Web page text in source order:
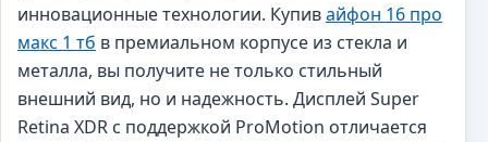
инновационные технологии. Купивайфон 16 про
макс 1 тб в премиальном корпусе из стекла и
металла, вы получите не только стильный
внешний вид, но и надежность. Дисплей Super
Retina XDR с поддержкой ProMotion отличается